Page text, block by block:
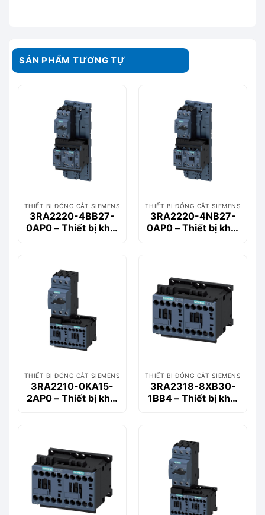
SẢN PHẨM TƯƠNG TỰ
THIẾT BỊ ĐÓNG CẮT SIEMENS
3RA2220-4BB27-
0AP0 – Thiết bị khởi
THIẾT BỊ ĐÓNG CẮT SIEMENS
3RA2220-4NB27-
0AP0 – Thiết bị khởi
THIẾT BỊ ĐÓNG CẮT SIEMENS
3RA2210-0KA15-
2AP0 – Thiết bị khởi
THIẾT BỊ ĐÓNG CẮT SIEMENS
3RA2318-8XB30-
1BB4 – Thiết bị khởi